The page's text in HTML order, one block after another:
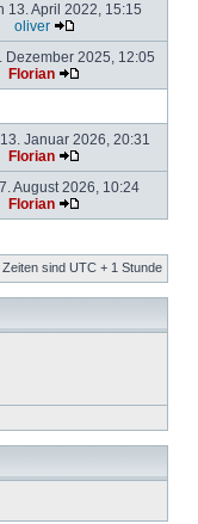
13. April 2022, 15:15
oliver
Dezember 2025, 12:05
Florian
Januar 2026, 20:31
Florian
August 2026, 10:24
Florian
Zeiten sind UTC + 1 Stunde